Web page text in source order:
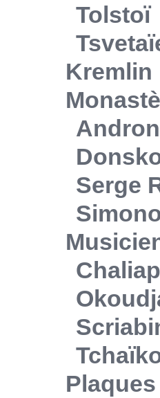
Tolstoï
Kremlin
Serge
Plaques